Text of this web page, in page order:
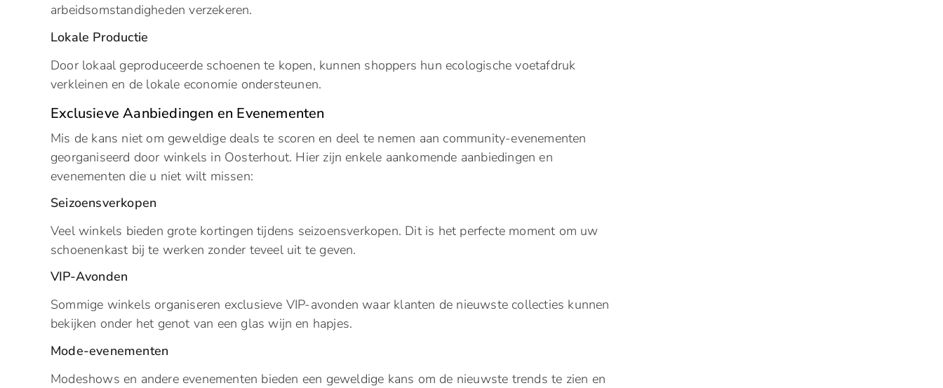
arbeidsomstandigheden verzekeren.
Lokale Productie
Door lokaal geproduceerde schoenen te kopen, kunnen shoppers hun ecologische voetafdruk
verkleinen en de lokale economie ondersteunen.
Exclusieve Aanbiedingen en Evenementen
Mis de kans niet om geweldige deals te scoren en deel te nemen aan community-evenementen
georganiseerd door winkels in Oosterhout. Hier zijn enkele aankomende aanbiedingen en
evenementen die u niet wilt missen:
Seizoensverkopen
Veel winkels bieden grote kortingen tijdens seizoensverkopen. Dit is het perfecte moment om uw
schoenenkast bij te werken zonder teveel uit te geven.
VIP-Avonden
Sommige winkels organiseren exclusieve VIP-avonden waar klanten de nieuwste collecties kunnen
bekijken onder het genot van een glas wijn en hapjes.
Mode-evenementen
Modeshows en andere evenementen bieden een geweldige kans om de nieuwste trends te zien en